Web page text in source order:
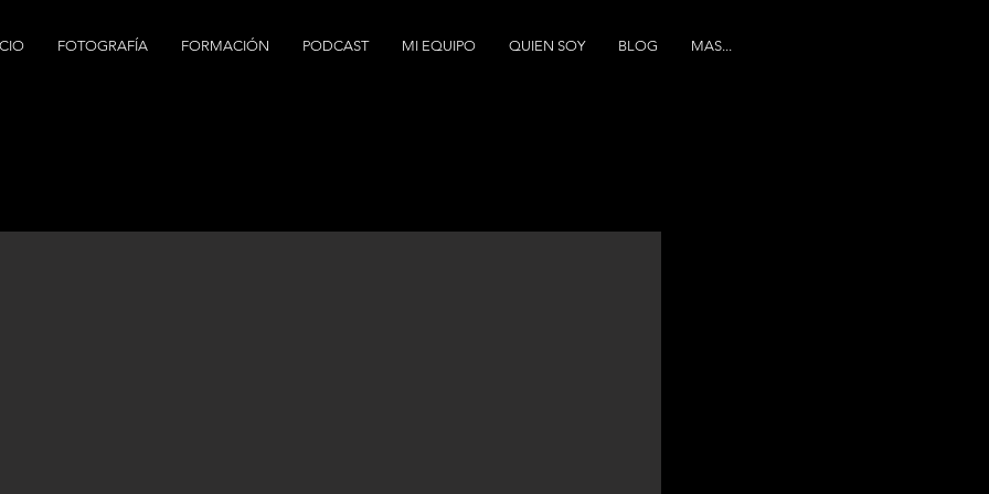
FOTOGRAFÍA FORMACIÓN PODCAST MI EQUIPO QUIEN SOY BLOG MAS...